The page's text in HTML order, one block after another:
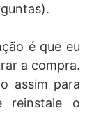
é que eu
a compra.
assim para
reinstale o